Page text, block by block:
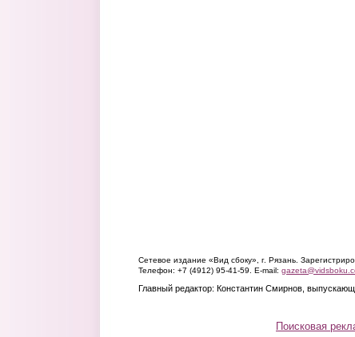
Сетевое издание «Вид сбоку», г. Рязань.
Телефон: +7 (4912) 95-41-59. E-mail:
Главный редактор: Константин Смирнов,
Поисковая